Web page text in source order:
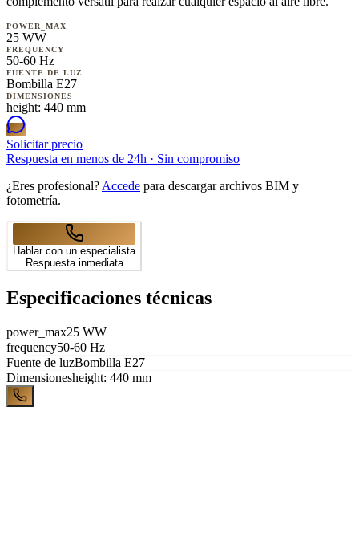
POWER_MAX
25 WW
FREQUENCY
50-60 Hz
FUENTE DE LUZ
Bombilla E27
DIMENSIONES
height: 440 mm
Solicitar precio
Respuesta en menos de 24h · Sin compromiso
¿Eres profesional? Accede para descargar archivos BIM y
fotometría.
Hablar con un especialista
Respuesta inmediata
Especificaciones técnicas
power_max25 WW
frequency50-60 Hz
Fuente de luzBombilla E27
Dimensionesheight: 440 mm